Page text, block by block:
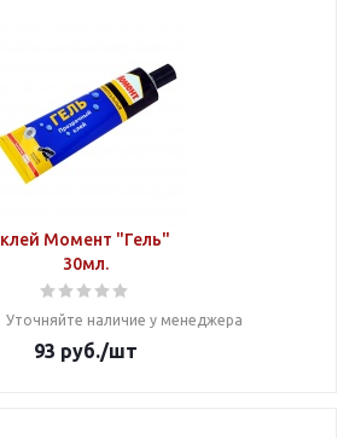
клей Момент "Гель"
30мл.
Уточняйте наличие у менеджера
93 руб./шт